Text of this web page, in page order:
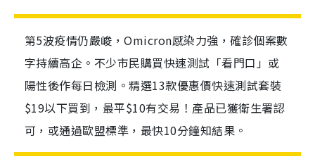
第5波疫情仍嚴峻，Omicron感染力強，確診個案數
字持續高企。不少市民購買快速測試「看門口」或
陽性後作每日檢測。精選13款優惠價快速測試套裝
$19以下買到，最平$10有交易！產品已獲衛生署認
可，或通過歐盟標準，最快10分鐘知結果。